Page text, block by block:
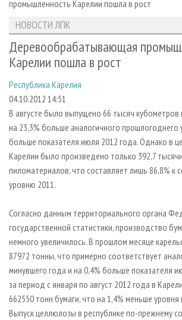
ЛЕСОЗАГОТОВКА
ЛЕСОПИЛЕНИЕ
СУШКА ДРЕВЕСИНЫ
ПРОИЗВОДСТВО ДРЕВЕСНЫХ ПЛИТ
ДЕРЕВЯННОЕ ДОМОСТРОЕНИЕ
ПРОИЗВОДСТВО МЕБЕЛИ
БИОЭНЕРГЕТИКА
ИНСТРУМЕНТ И МАТЕРИАЛЫ
НОВОСТИ ЛПК
НОВОСТИ ЖУРНАЛА
ПРОЕКТЫ ЛПИ
АНАЛИТИКА
ПРЕДПРИЯТИЯ ЛПК
ПЕРСОНЫ
МОБИЛЬНЫЕ ВЫСТАВКИ
ОФИЦИАЛЬНЫЕ ДЕЛЕГАЦИИ
ПРИОРИТЕТНЫЕ ИНВЕСТПРОЕКТЫ
RUSSIAN FORESTRY REVIEW
БИБЛИОТЕКА СПЕЦИАЛИСТА
АРХИВ ЖУРНАЛОВ
СТАТЬИ
О ЖУРНАЛЕ
ПОДПИСКА
КОНТАКТЫ
РЕКЛАМОДАТЕЛЯМ
РЕКЛАМА
РЕКЛАМА НА САЙТЕ
промышленность Карелии пошла в рост
НОВОСТИ ЛПК
Деревообрабатывающая
Карелии пошла в рост
Республика Карелия
04.10.2012 14:51
В августе было выпущено 66 тысяч кубометров
на 23,3% больше аналогичного прошлогоднего
больше показателя июля 2012 года. Однако в
Карелии было произведено только 392,7
пиломатериалов, что составляет лишь 86,8% к
уровню 2011.
Согласно данным территориального органа
государственной статистики, производство
немного увеличилось. В прошлом месяце
87972 тонны, что примерно соответствует
минувшего года и на 0,4% больше показателя
за период с января по август 2012 года в
662550 тонн бумаги, что на 1,4% меньше
Выпуск целлюлозы в республике по-прежнему